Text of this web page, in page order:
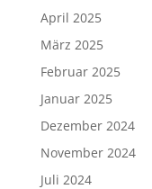
April 2025
März 2025
Februar 2025
Januar 2025
Dezember 2024
November 2024
Juli 2024